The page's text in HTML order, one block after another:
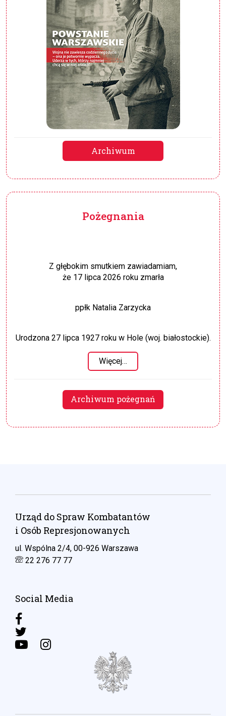
Archiwum
Pożegnania
Z głębokim smutkiem zawiadamiam,
że 17 lipca 2026 roku zmarła
ppłk Natalia Zarzycka
Urodzona 27 lipca 1927 roku w Hole (woj. białostockie).
Więcej…
Archiwum pożegnań
Urząd do Spraw Kombatantów
i Osób Represjonowanych
ul. Wspólna 2/4, 00-926 Warszawa
22 276 77 77
Social Media